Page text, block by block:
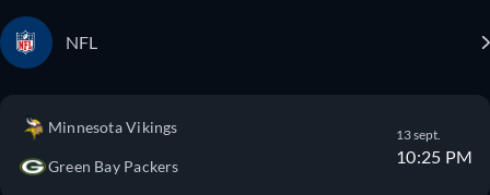
NFL
Minnesota Vikings
Green Bay Packers
13 sept.
10:25 PM